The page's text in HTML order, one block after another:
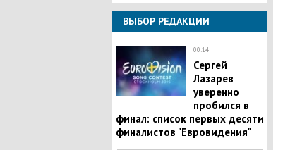
ВЫБОР РЕДАКЦИИ
00:14
Сергей
Лазарев
уверенно
пробился в
финал: список первых десяти
финалистов "Евровидения"